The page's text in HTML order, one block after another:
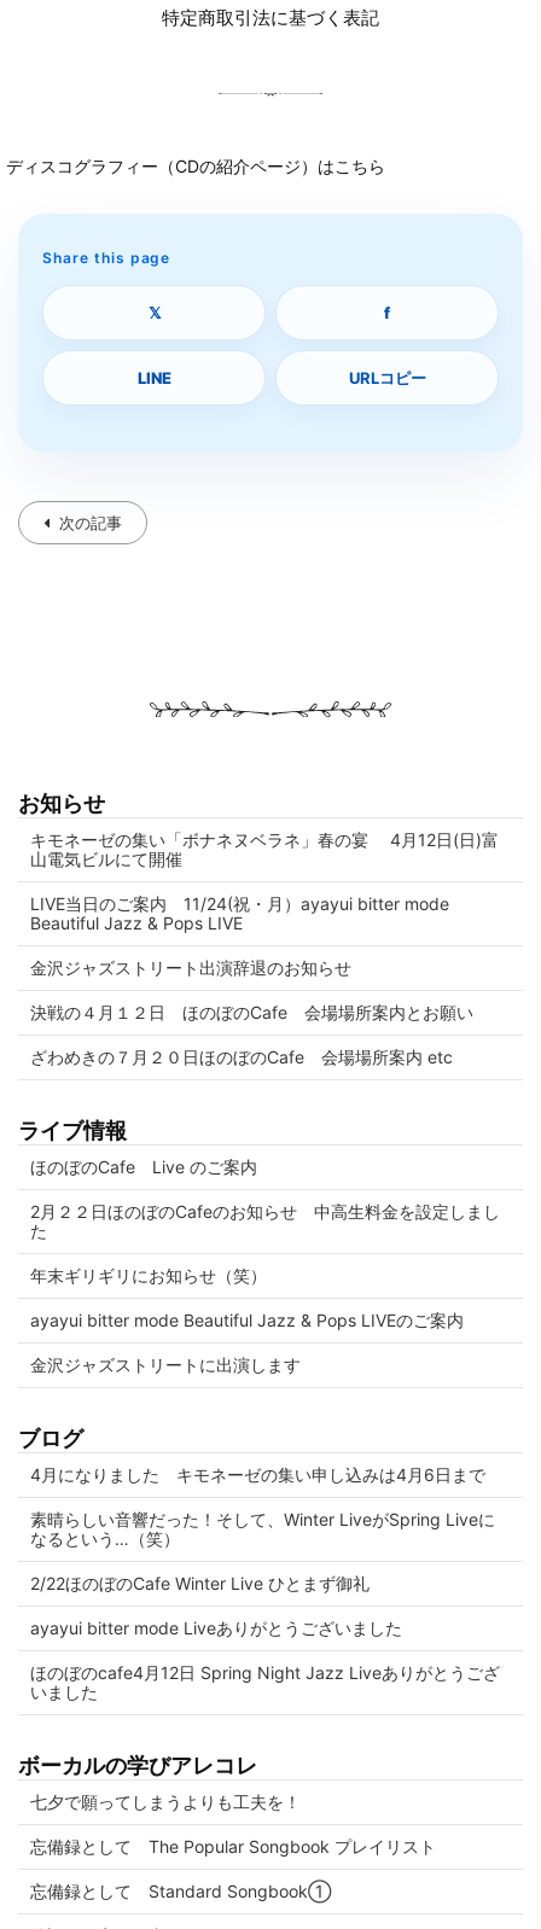
特定商取引法に基づく表記
ディスコグラフィー（CDの紹介ページ）はこちら
Share this page
𝕏 f
LINE URLコピー
次の記事
お知らせ
キモネーゼの集い「ボナネヌベラネ」春の宴 4月12日(日)富
山電気ビルにて開催
LIVE当日のご案内 11/24(祝・月）ayayui bitter mode
Beautiful Jazz & Pops LIVE
金沢ジャズストリート出演辞退のお知らせ
決戦の４月１２日 ほのぼのCafe 会場場所案内とお願い
ざわめきの７月２０日ほのぼのCafe 会場場所案内 etc
ライブ情報
ほのぼのCafe Live のご案内
2月２２日ほのぼのCafeのお知らせ 中高生料金を設定しまし
た
年末ギリギリにお知らせ（笑）
ayayui bitter mode Beautiful Jazz & Pops LIVEのご案内
金沢ジャズストリートに出演します
ブログ
4月になりました キモネーゼの集い申し込みは4月6日まで
素晴らしい音響だった！そして、Winter LiveがSpring Liveに
なるという…（笑）
2/22ほのぼのCafe Winter Live ひとまず御礼
ayayui bitter mode Liveありがとうございました
ほのぼのcafe4月12日 Spring Night Jazz Liveありがとうござ
いました
ボーカルの学びアレコレ
七夕で願ってしまうよりも工夫を！
忘備録として The Popular Songbook プレイリスト
忘備録として Standard Songbook①